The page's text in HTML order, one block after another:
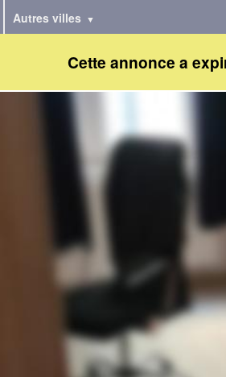
Autres villes
Cette annonce a